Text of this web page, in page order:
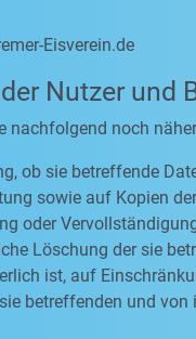
Eisverein.de
Nutzer und
nachfolgend noch
ob sie betreffende
sowie auf Kopien
oder
Löschung der sie
ist, auf
betreffenden und